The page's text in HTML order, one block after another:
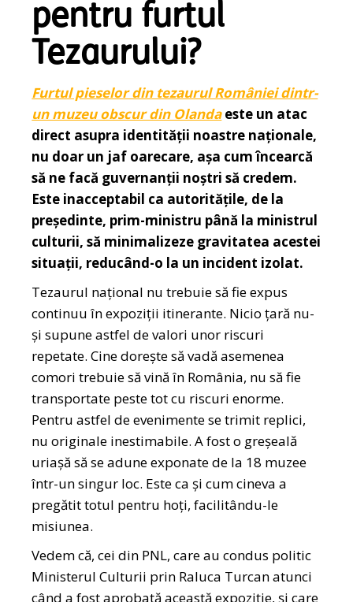
pentru furtul
Tezaurului?
Furtul pieselor din tezaurul României dintr-
un muzeu obscur din Olandaeste un atac
direct asupra identității noastre naționale,
nu doar un jaf oarecare, așa cum încearcă
să ne facă guvernanții noștri să credem.
Este inacceptabil ca autoritățile, de la
președinte, prim-ministru până la ministrul
culturii, să minimalizeze gravitatea acestei
situații, reducând-o la un incident izolat.
Tezaurul național nu trebuie să fie expus
continuu în expoziții itinerante. Nicio țară nu-
și supune astfel de valori unor riscuri
repetate. Cine dorește să vadă asemenea
comori trebuie să vină în România, nu să fie
transportate peste tot cu riscuri enorme.
Pentru astfel de evenimente se trimit replici,
nu originale inestimabile. A fost o greșeală
uriașă să se adune exponate de la 18 muzee
într-un singur loc. Este ca și cum cineva a
pregătit totul pentru hoți, facilitându-le
misiunea.
Vedem că, cei din PNL, care au condus politic
Ministerul Culturii prin Raluca Turcan atunci
când a fost aprobată această expoziție, și care